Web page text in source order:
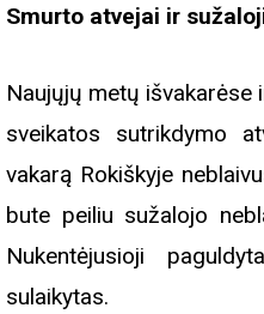
Smurto atvejai ir
Naujųjų metų
sveikatos sutrikdymo
vakarą Rokiškyje
bute peiliu sužalojo
Nukentėjusioji
sulaikytas.